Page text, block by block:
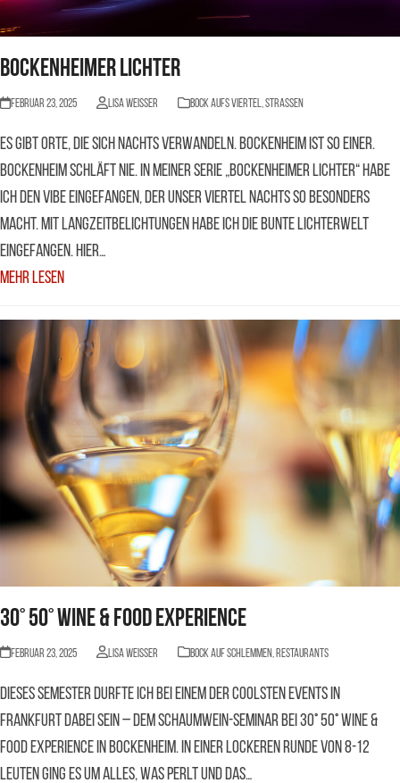
Bockenheimer Lichter
Februar 23, 2025 Lisa Weisser BOCK AUFS VIERTEL,Straßen
Es gibt Orte, die sich nachts verwandeln. Bockenheim ist so einer.
Bockenheim schläft nie. In meiner Serie „Bockenheimer Lichter“ habe
ich den Vibe eingefangen, der unser Viertel nachts so besonders
macht. Mit Langzeitbelichtungen habe ich die bunte Lichterwelt
eingefangen. Hier…
Mehr Lesen
30° 50° Wine & Food Experience
Februar 23, 2025 Lisa Weisser BOCK AUF SCHLEMMEN, Restaurants
Dieses Semester durfte ich bei einem der coolsten Events in
Frankfurt dabei sein – dem Schaumwein-Seminar bei 30° 50° Wine &
Food Experience in Bockenheim. In einer lockeren Runde von 8-12
Leuten ging es um alles, was perlt und das…